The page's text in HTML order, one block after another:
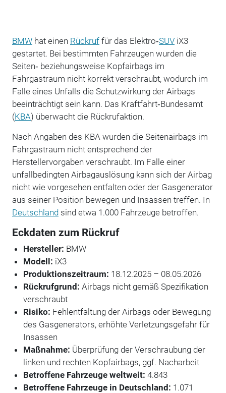
BMWhat einen Rückruffür das Elektro‑SUViX3
gestartet. Bei bestimmten Fahrzeugen wurden die
Seiten‑ beziehungsweise Kopfairbags im
Fahrgastraum nicht korrekt verschraubt, wodurch im
Falle eines Unfalls die Schutzwirkung der Airbags
beeinträchtigt sein kann. Das Kraftfahrt‑Bundesamt
(KBA) überwacht die Rückrufaktion.
Nach Angaben des KBA wurden die Seitenairbags im
Fahrgastraum nicht entsprechend der
Herstellervorgaben verschraubt. Im Falle einer
unfallbedingten Airbagauslösung kann sich der Airbag
nicht wie vorgesehen entfalten oder der Gasgenerator
aus seiner Position bewegen und Insassen treffen. In
Deutschlandsind etwa 1.000 Fahrzeuge betroffen.
Eckdaten zum Rückruf
Hersteller: BMW
Modell: iX3
Produktionszeitraum: 18.12.2025 – 08.05.2026
Rückrufgrund: Airbags nicht gemäß Spezifikation
verschraubt
Risiko: Fehlentfaltung der Airbags oder Bewegung
des Gasgenerators, erhöhte Verletzungsgefahr für
Insassen
Maßnahme: Überprüfung der Verschraubung der
linken und rechten Kopfairbags, ggf. Nacharbeit
Betroffene Fahrzeuge weltweit: 4.843
Betroffene Fahrzeuge in Deutschland: 1.071